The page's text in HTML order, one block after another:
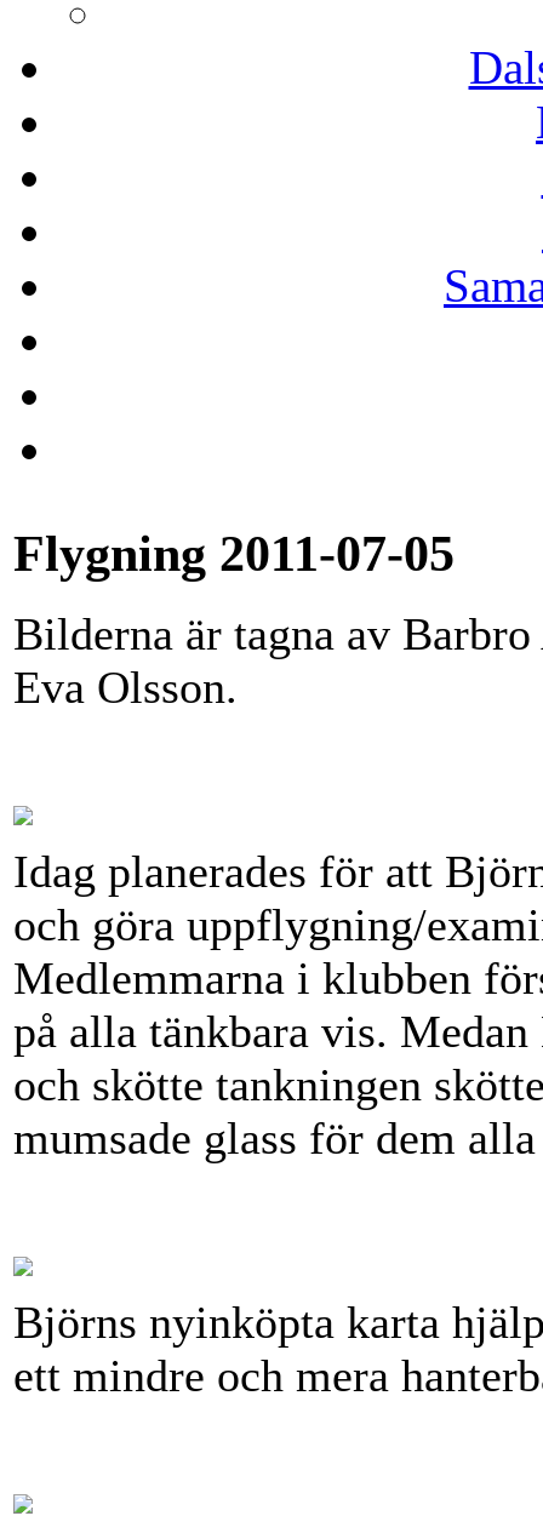
Flygning 2011-07-05
Bilderna är tagna av
Eva Olsson.
Idag planerades för att
och göra uppflygning/
Medlemmarna i klubben
på alla tänkbara vis.
och skötte tankningen
mumsade glass för dem
Björns nyinköpta karta
ett mindre och mera